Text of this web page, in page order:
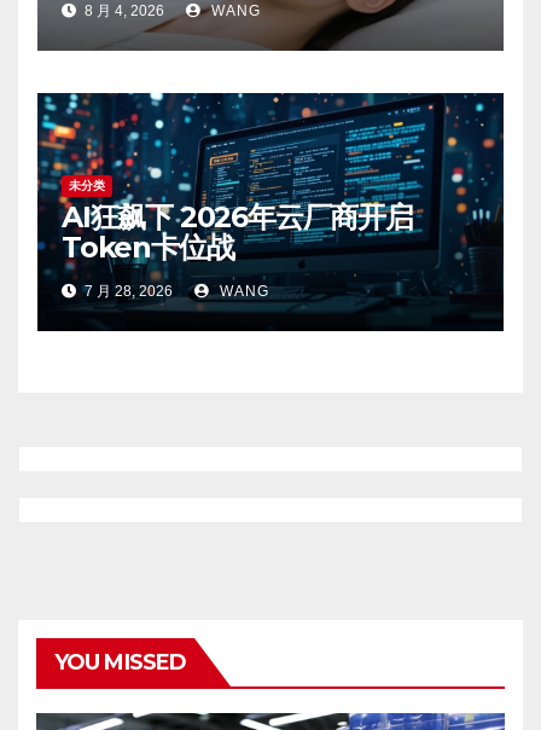
8 月 4, 2026 WANG
未分类
AI狂飙下 2026年云厂商开启
Token卡位战
7 月 28, 2026 WANG
YOU MISSED